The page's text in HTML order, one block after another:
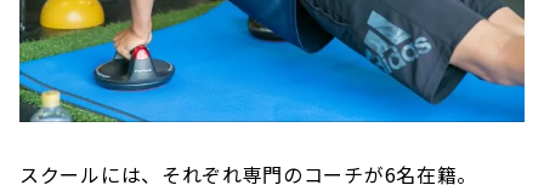
スクールには、それぞれ専門のコーチが6名在籍。